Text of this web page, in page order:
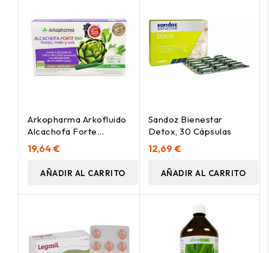
Arkopharma Arkofluido
Alcachofa Forte
Ultraconcentrado +
Aloe Vera 20Ampollas
19,64 €
AÑADIR AL CARRITO
Sandoz Bienestar
Detox, 30 Cápsulas
12,69 €
AÑADIR AL CARRITO